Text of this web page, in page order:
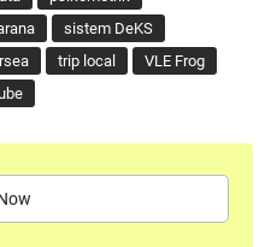
sistem DeKS
trip local
VLE Frog